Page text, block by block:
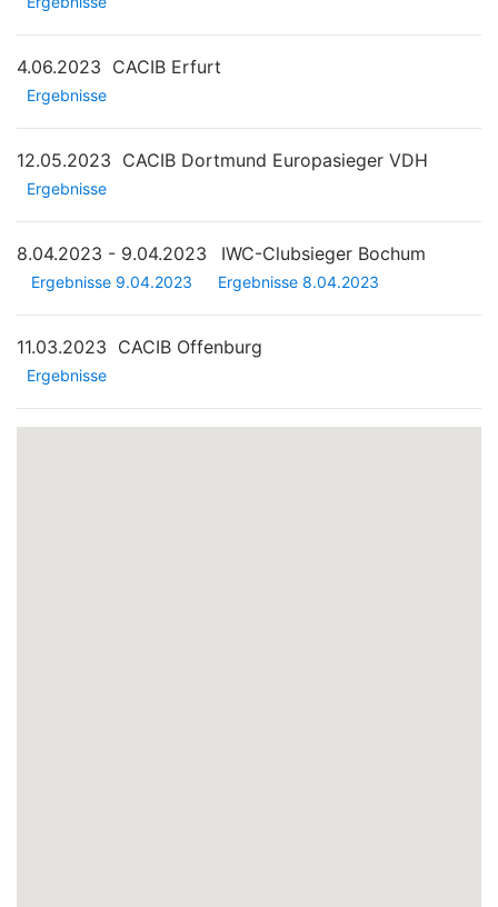
4.06.2023 CACIB Erfurt
Ergebnisse
12.05.2023 CACIB Dortmund Europasieger VDH
Ergebnisse
8.04.2023 - 9.04.2023 IWC-Clubsieger Bochum
Ergebnisse 9.04.2023 Ergebnisse 8.04.2023
11.03.2023 CACIB Offenburg
Ergebnisse